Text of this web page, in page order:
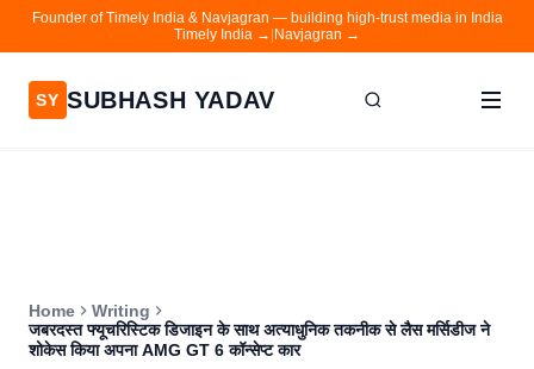
Founder of Timely India & Navjagran — building high-trust media in India
Timely India → Navjagran →
SY SUBHASH YADAV
Contact
Home
Writing
जबरदस्त फ्यूचरिस्टिक डिजाइन के साथ अत्याधुनिक तकनीक से लैस मर्सिडीज ने
शोकेस किया अपना AMG GT 6 कॉन्सेप्ट कार